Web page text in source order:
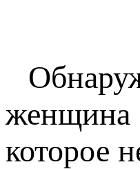
женщина
которое